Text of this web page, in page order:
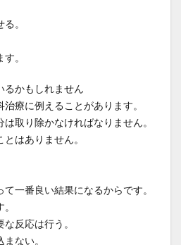
。
。
るかもしれません
療に例えることがあります。
取り除かなければなりません。
はありません。
一番良い結果になるからです。
反応は行う。
ない。
注目サロンの実績
的役割
縮毛矯正
縮毛矯正のビビリ毛修正
縮毛矯正の持ち
縮毛矯正の発がん性